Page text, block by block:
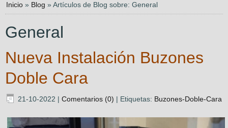
Inicio » Blog » Artículos de Blog sobre: General
General
Nueva Instalación Buzones
Doble Cara
21-10-2022 | Comentarios (0) | Etiquetas: Buzones-Doble-Cara